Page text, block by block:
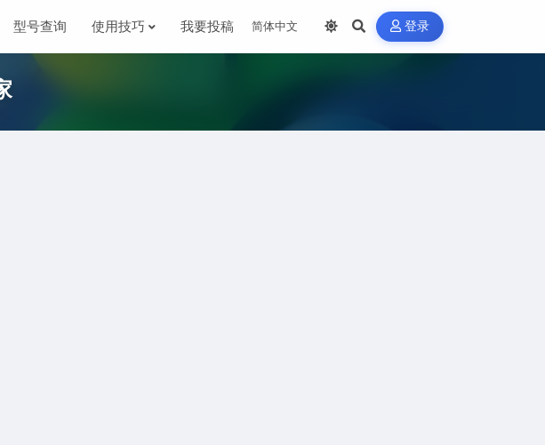
型号查询 使用技巧 我要投稿 登录